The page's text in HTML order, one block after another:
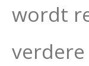
wordt